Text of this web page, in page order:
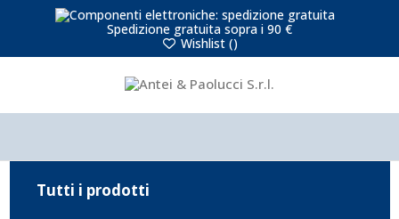
Spedizione gratuita sopra i 90 €
Wishlist ()
Tutti i prodotti